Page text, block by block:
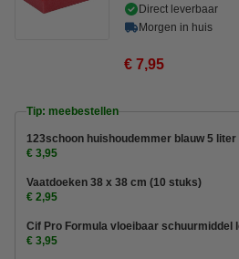
Direct leverbaar
Morgen in huis
€ 7,95
Tip: meebestellen
123schoon huishoudemmer blauw 5 liter
€ 3,95
Vaatdoeken 38 x 38 cm (10 stuks)
€ 2,95
Cif Pro Formula vloeibaar schuurmiddel
€ 3,95